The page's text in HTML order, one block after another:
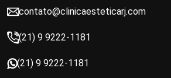
contato@clinicaesteticarj.com
(21) 9 9222-1181
(21) 9 9222-1181